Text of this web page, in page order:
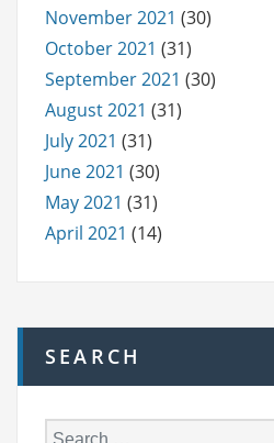
November 2021 (30)
October 2021 (31)
September 2021 (30)
August 2021 (31)
July 2021 (31)
June 2021 (30)
May 2021 (31)
April 2021 (14)
SEARCH